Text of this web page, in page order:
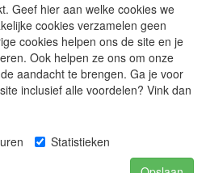
Geef hier aan welke cookies we
cookies verzamelen geen
cookies helpen ons de site en je
Ook helpen ze ons om onze
aandacht te brengen. Ga je voor
inclusief alle voordelen? Vink dan
Statistieken